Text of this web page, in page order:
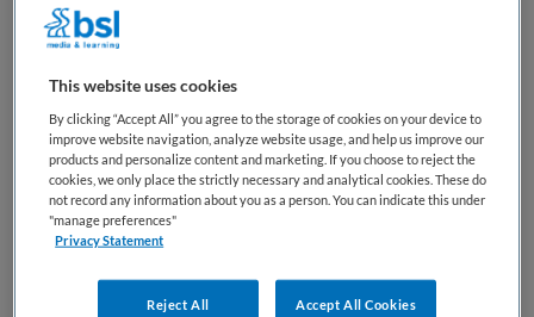
Niet nader bepaald
Vacature niet beschikbaar
Deze vacature verpleegkundige cardiologie bij Noordwest
Ziekenhuisgroep is niet meer actueel. Hieronder staan
enkele vergelijkbare vacatures die voor u wellicht
interessant zijn.
This website uses cookies
By clicking “Accept All” you agree to the storage of cookies on your device to
improve website navigation, analyze website usage, and help us improve our
products and personalize content and marketing. If you choose to reject the
cookies, we only place the strictly necessary and analytical cookies. These do
not record any information about you as a person. You can indicate this under
"manage preferences"
Privacy Statement
Reject All Accept All Cookies